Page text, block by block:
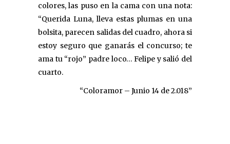
colores, las puso en la cama con una nota:
“Querida Luna, lleva estas plumas en una
bolsita, parecen salidas del cuadro, ahora si
estoy seguro que ganarás el concurso; te
ama tu “rojo” padre loco… Felipe y salió del
cuarto.
“Coloramor – Junio 14 de 2.018”